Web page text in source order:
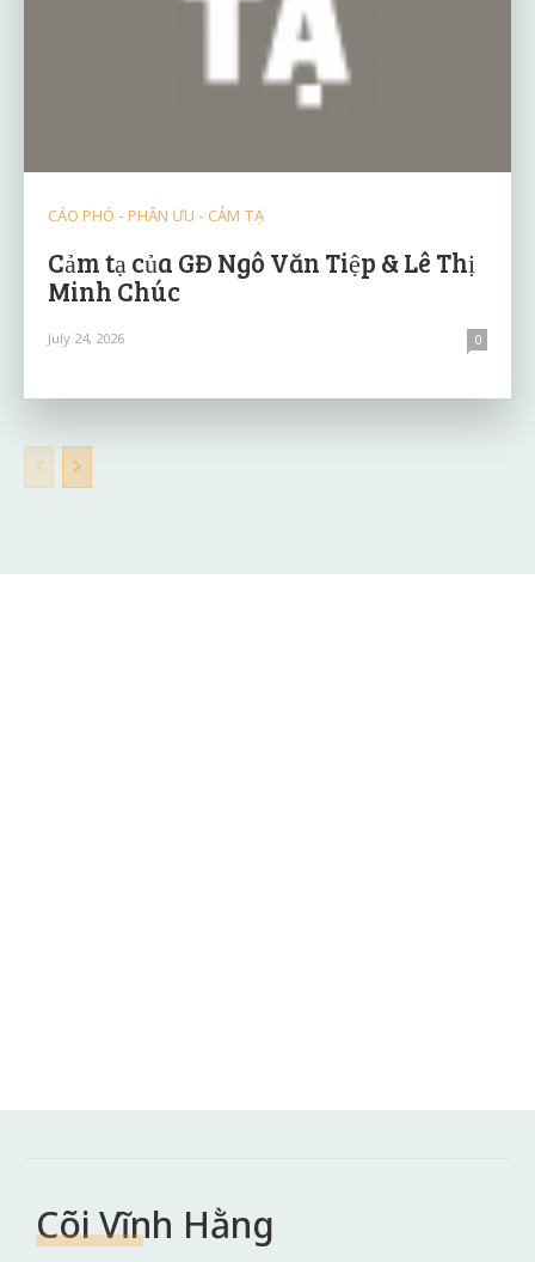
CÁO PHÓ - PHÂN ƯU - CẢM TẠ
Cảm tạ của GĐ Ngô Văn Tiệp & Lê Thị
Minh Chúc
July 24, 2026 0
Cõi Vĩnh Hằng